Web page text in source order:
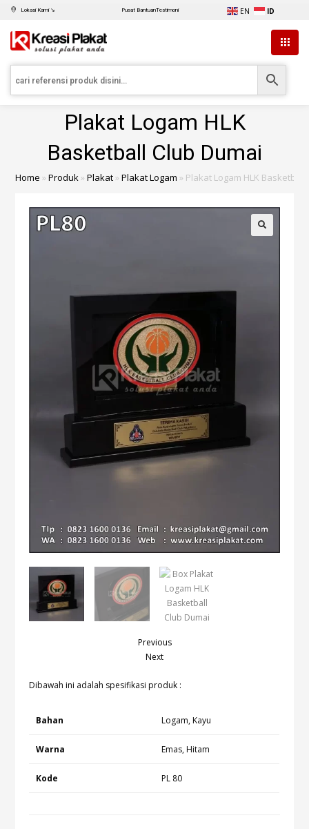
Lokasi Kami ↘ Pusat BantuanTestimoni EN ID
Plakat Logam HLK
Basketball Club Dumai
Home »Produk»Plakat»Plakat Logam » Plakat Logam HLK Basketball
Previous
Next
Dibawah ini adalah spesifikasi produk :
Bahan Logam, Kayu
Warna Emas, Hitam
Kode PL 80